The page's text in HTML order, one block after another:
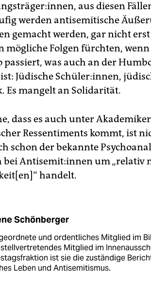
aus diesen
werden antisemitische
gemacht werden, gar nicht
mögliche Folgen fürchten,
passiert, was auch an der
Jüdische Schüler:innen,
Es mangelt an Solidarität.
dass es auch unter
Ressentiments kommt, ist
schon der bekannte
bei An­ti­se­mi­t:in­nen um „relativ
handelt.
Schönberger
und ordentliches Mitglied im
Mitglied im
ist sie die zuständige
Leben und Antisemi­tismus.